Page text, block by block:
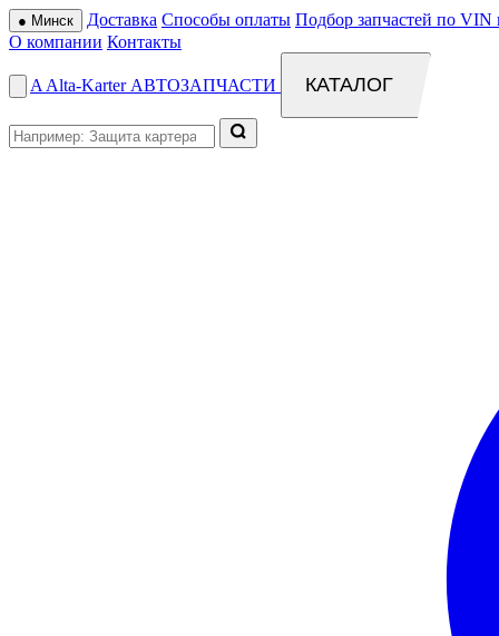
● Минск Доставка Способы оплаты Подбор запчастей по VIN
О компании Контакты
A Alta-Karter АВТОЗАПЧАСТИ КАТАЛОГ